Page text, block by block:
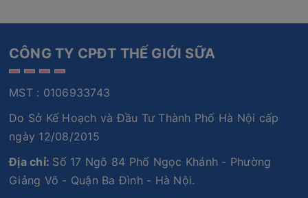
CÔNG TY CPĐT THẾ GIỚI SỮA
MST : 0106933743
Do Sở Kế Hoạch và Đầu Tư Thành Phố Hà Nội cấp
ngày 12/08/2015
Địa chỉ: Số 17 Ngõ 84 Phố Ngọc Khánh - Phường
Giảng Võ - Quận Ba Đình - Hà Nội.